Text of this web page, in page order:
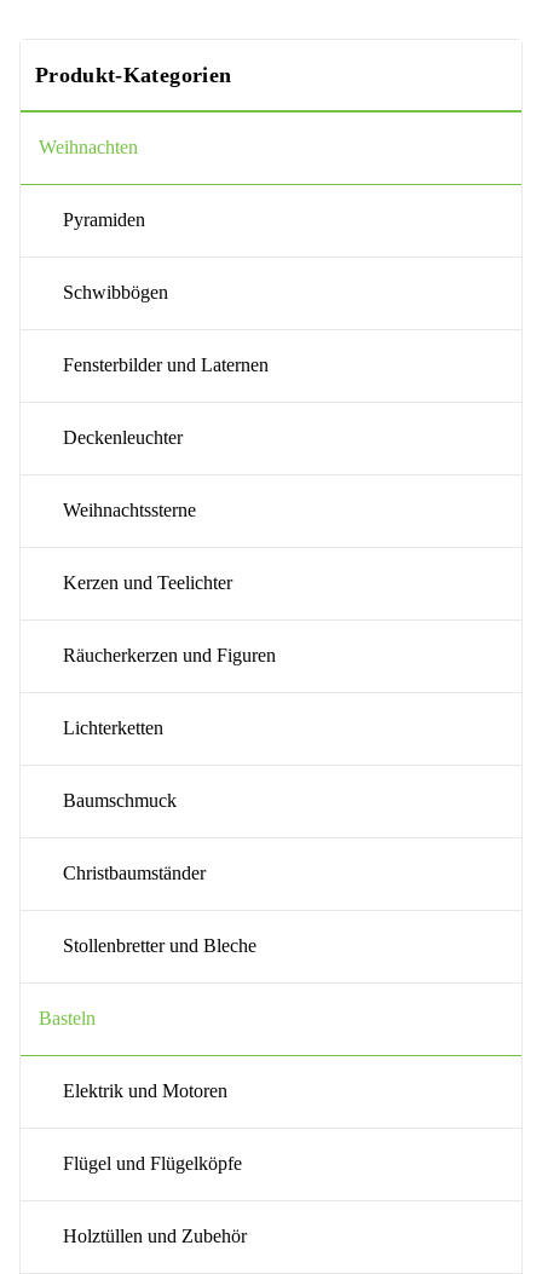
Produkt-Kategorien
Weihnachten
Pyramiden
Schwibbögen
Fensterbilder und Laternen
Deckenleuchter
Weihnachtssterne
Kerzen und Teelichter
Räucherkerzen und Figuren
Lichterketten
Baumschmuck
Christbaumständer
Stollenbretter und Bleche
Basteln
Elektrik und Motoren
Flügel und Flügelköpfe
Holztüllen und Zubehör